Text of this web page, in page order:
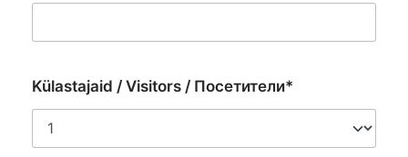
Külastajaid / Visitors / Посетители*